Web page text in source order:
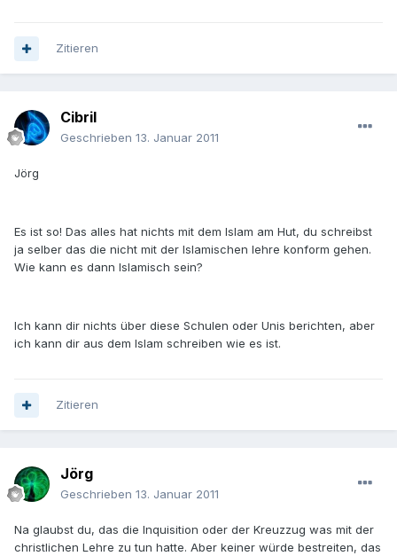
Zitieren
Cibril
Geschrieben 13. Januar 2011
Jörg
Es ist so! Das alles hat nichts mit dem Islam am Hut, du schreibst
ja selber das die nicht mit der Islamischen lehre konform gehen.
Wie kann es dann Islamisch sein?
Ich kann dir nichts über diese Schulen oder Unis berichten, aber
ich kann dir aus dem Islam schreiben wie es ist.
Zitieren
Jörg
Geschrieben 13. Januar 2011
Na glaubst du, das die Inquisition oder der Kreuzzug was mit der
christlichen Lehre zu tun hatte. Aber keiner würde bestreiten, das